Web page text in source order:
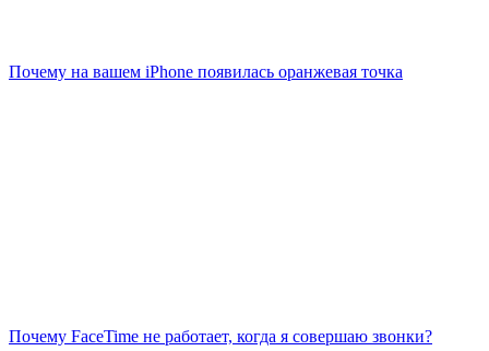
Почему на вашем iPhone появилась оранжевая точка
Почему FaceTime не работает, когда я совершаю звонки?